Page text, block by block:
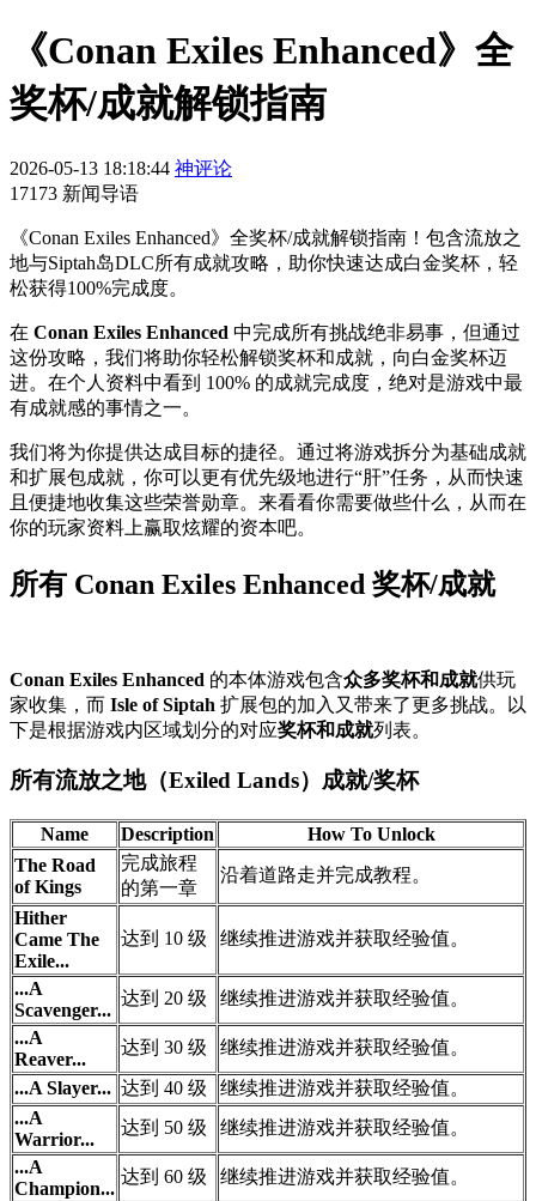
《Conan Exiles Enhanced》全
奖杯/成就解锁指南
2026-05-13 18:18:44 神评论
17173 新闻导语
《Conan Exiles Enhanced》全奖杯/成就解锁指南！包含流放之
地与Siptah岛DLC所有成就攻略，助你快速达成白金奖杯，轻
松获得100%完成度。
在 Conan Exiles Enhanced 中完成所有挑战绝非易事，但通过
这份攻略，我们将助你轻松解锁奖杯和成就，向白金奖杯迈
进。在个人资料中看到 100% 的成就完成度，绝对是游戏中最
有成就感的事情之一。
我们将为你提供达成目标的捷径。通过将游戏拆分为基础成就
和扩展包成就，你可以更有优先级地进行“肝”任务，从而快速
且便捷地收集这些荣誉勋章。来看看你需要做些什么，从而在
你的玩家资料上赢取炫耀的资本吧。
所有 Conan Exiles Enhanced 奖杯/成就
Conan Exiles Enhanced 的本体游戏包含众多奖杯和成就供玩
家收集，而 Isle of Siptah 扩展包的加入又带来了更多挑战。以
下是根据游戏内区域划分的对应奖杯和成就列表。
所有流放之地（Exiled Lands）成就/奖杯
Name Description
How To Unlock
The Road
of Kings
完成旅程
的第一章
沿着道路走并完成教程。
Hither
Came The
Exile...
达到 10 级 继续推进游戏并获取经验值。
...A
Scavenger...
达到 20 级
继续推进游戏并获取经验值。
...A
Reaver...
达到 30 级
继续推进游戏并获取经验值。
...A Slayer... 达到 40 级
继续推进游戏并获取经验值。
...A
Warrior...
达到 50 级
继续推进游戏并获取经验值。
...A
Champion...
达到 60 级 继续推进游戏并获取经验值。